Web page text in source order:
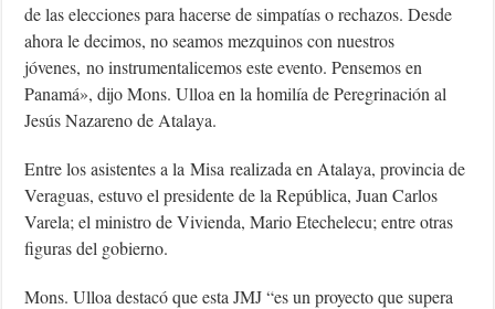
de las elecciones para hacerse de simpatías o rechazos. Desde
ahora le decimos, no seamos mezquinos con nuestros
jóvenes, no instrumentalicemos este evento. Pensemos en
Panamá», dijo Mons. Ulloa en la homilía de Peregrinación al
Jesús Nazareno de Atalaya.
Entre los asistentes a la Misa realizada en Atalaya, provincia de
Veraguas, estuvo el presidente de la República, Juan Carlos
Varela; el ministro de Vivienda, Mario Etechelecu; entre otras
figuras del gobierno.
Mons. Ulloa destacó que esta JMJ “es un proyecto que supera